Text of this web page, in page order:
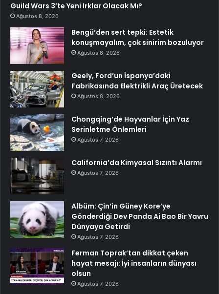
Guild Wars 3’te Yeni Irklar Olacak Mı?
Ağustos 8, 2026
Bengü’den sert tepki: Estetik
konuşmayalım, çok sinirim bozuluyor
Ağustos 8, 2026
Geely, Ford’un İspanya’daki
Fabrikasında Elektrikli Araç Üretecek
Ağustos 8, 2026
Chongqing’de Hayvanlar İçin Yaz
Serinletme Önlemleri
Ağustos 7, 2026
California’da Kimyasal Sızıntı Alarmı
Ağustos 7, 2026
Albüm: Çin’in Güney Kore’ye
Gönderdiği Dev Panda Ai Bao Bir Yavru
Dünyaya Getirdi
Ağustos 7, 2026
Ferman Toprak’tan dikkat çeken
hayat mesajı: İyi insanların dünyası
olsun
Ağustos 7, 2026